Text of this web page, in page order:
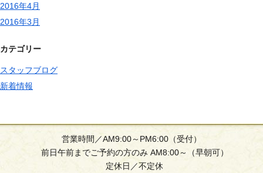
2016年4月
2016年3月
カテゴリー
スタッフブログ
新着情報
営業時間／AM9:00～PM6:00（受付）
前日午前までご予約の方のみ AM8:00～（早朝可）
定休日／不定休